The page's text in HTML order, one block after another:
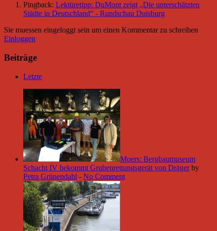
Pingback: Lektüretipp: DuMont zeigt „Die unterschätzten
Städte in Deutschland“ - Rundschau Duisburg
Sie muessen eingeloggt sein um einen Kommentar zu schreiben
Einloggen
Beiträge
Letzte
Moers: Bergbaumuseum
Schacht IV bekommt Grubenrettungsgerät von Dräger by
Petra Grünendahl - No Comment